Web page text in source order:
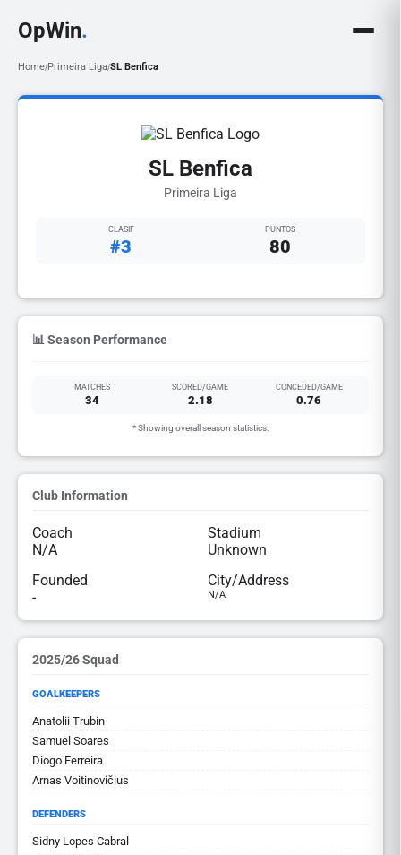
OpWin.
Home/Primeira Liga/SL Benfica
SL Benfica
Primeira Liga
CLASIF
#3
PUNTOS
80
📊 Season Performance
MATCHES
34
SCORED/GAME
2.18
CONCEDED/GAME
0.76
* Showing overall season statistics.
Club Information
Coach
N/A
Stadium
Unknown
Founded
-
City/Address
N/A
2025/26 Squad
GOALKEEPERS
Anatolii Trubin
Samuel Soares
Diogo Ferreira
Arnas Voitinovičius
DEFENDERS
Sidny Lopes Cabral